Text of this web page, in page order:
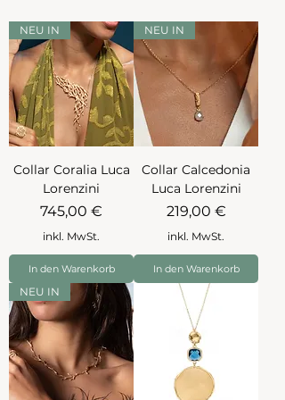
NEU IN
Collar Coralia Luca
Lorenzini
Preis
745,00 €
inkl. MwSt.
In den Warenkorb
NEU IN
Collar Calcedonia
Luca Lorenzini
Preis
219,00 €
inkl. MwSt.
In den Warenkorb
NEU IN